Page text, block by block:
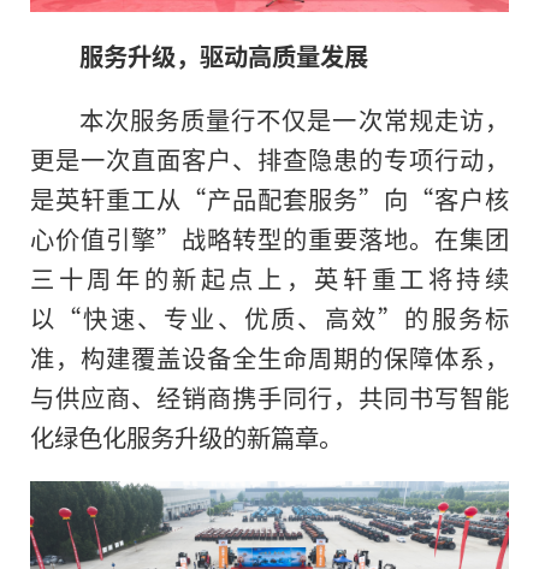
服务升级，驱动高质量发展
本次服务质量行不仅是一次常规走访，
更是一次直面客户、排查隐患的专项行动，
是英轩重工从“产品配套服务”向“客户核
心价值引擎”战略转型的重要落地。在集团
三十周年的新起点上，英轩重工将持续
以“快速、专业、优质、高效”的服务标
准，构建覆盖设备全生命周期的保障体系，
与供应商、经销商携手同行，共同书写智能
化绿色化服务升级的新篇章。